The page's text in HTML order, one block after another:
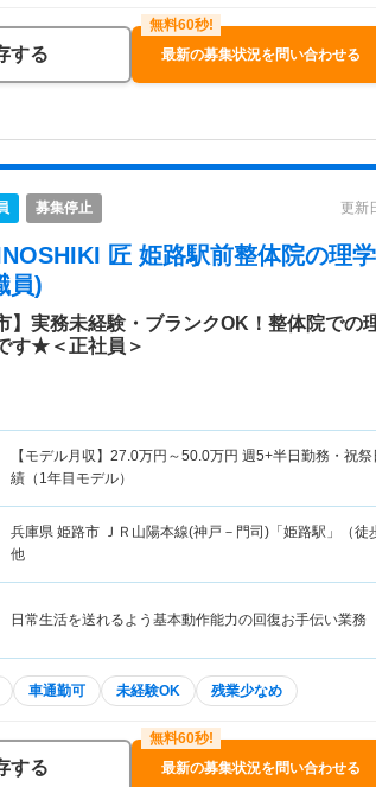
する 最新の募集状況を問い合わせる
募集停止 更新
匠 姫路駅前整体院の理
員)
】実務未経験・ブランクOK！整体院での
す★＜正社員＞
【モデル月収】 27.0万円～50.0万円 週5+半日勤務・祝祭
績（1年目モデル）
兵庫県 姫路市 ＪＲ山陽本線(神戸－門司)「姫路駅」（
他
日常生活を送れるよう基本動作能力の回復お手伝い業務
車通勤可 未経験OK 残業少なめ
する 最新の募集状況を問い合わせる